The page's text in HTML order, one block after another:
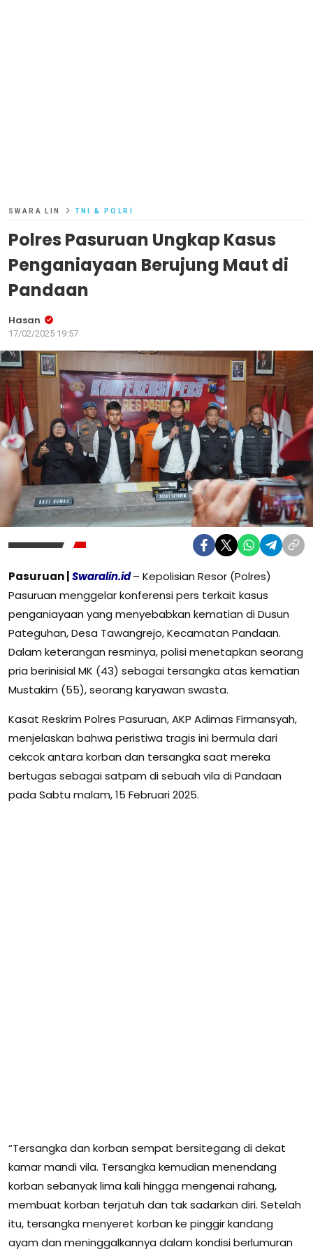
SWARA LIN TNI & POLRI
Polres Pasuruan Ungkap Kasus
Penganiayaan Berujung Maut di
Pandaan
Hasan
17/02/2025 19:57
Pasuruan |Swaralin.id– Kepolisian Resor (Polres)
Pasuruan menggelar konferensi pers terkait kasus
penganiayaan yang menyebabkan kematian di Dusun
Pateguhan, Desa Tawangrejo, Kecamatan Pandaan.
Dalam keterangan resminya, polisi menetapkan seorang
pria berinisial MK (43) sebagai tersangka atas kematian
Mustakim (55), seorang karyawan swasta.
Kasat Reskrim Polres Pasuruan, AKP Adimas Firmansyah,
menjelaskan bahwa peristiwa tragis ini bermula dari
cekcok antara korban dan tersangka saat mereka
bertugas sebagai satpam di sebuah vila di Pandaan
pada Sabtu malam, 15 Februari 2025.
“Tersangka dan korban sempat bersitegang di dekat
kamar mandi vila. Tersangka kemudian menendang
korban sebanyak lima kali hingga mengenai rahang,
membuat korban terjatuh dan tak sadarkan diri. Setelah
itu, tersangka menyeret korban ke pinggir kandang
ayam dan meninggalkannya dalam kondisi berlumuran